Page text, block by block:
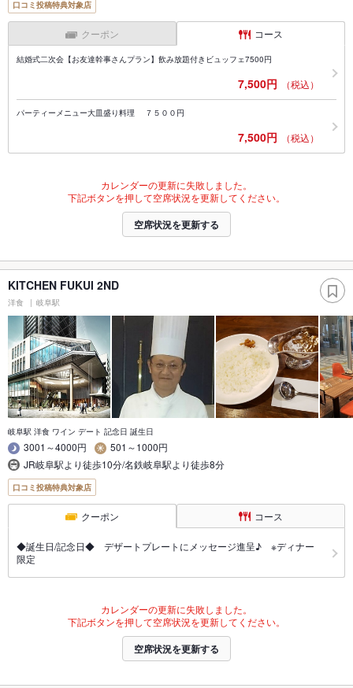
口コミ投稿特典対象店
クーポン コース
結婚式二次会【お友達幹事さんプラン】飲み放題付きビュッフェ7500円
7,500円 （税込）
パーティーメニュー大皿盛り料理 ７５００円
7,500円 （税込）
カレンダーの更新に失敗しました。
下記ボタンを押して空席状況を更新してください。
空席状況を更新する
KITCHEN FUKUI 2ND
洋食 岐阜駅
岐阜駅 洋食 ワイン デート 記念日 誕生日
3001～4000円
501～1000円
JR岐阜駅より徒歩10分/名鉄岐阜駅より徒歩8分
口コミ投稿特典対象店
クーポン コース
◆誕生日/記念日◆ デザートプレートにメッセージ進呈♪ ※ディナー
限定
カレンダーの更新に失敗しました。
下記ボタンを押して空席状況を更新してください。
空席状況を更新する